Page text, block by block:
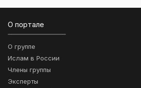
О портале
О группе
Ислам в России
Члены группы
Эксперты